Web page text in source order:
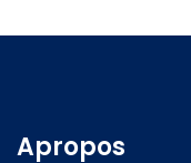
Apropos